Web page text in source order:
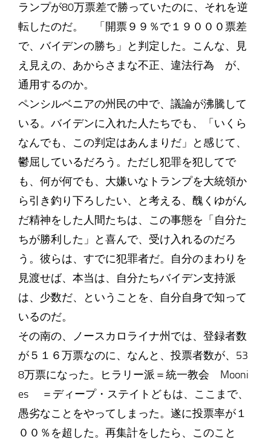
ランプが80万票差で勝っていたのに、それを逆
転したのだ。 「開票９９％で１９０００票差
で、バイデンの勝ち」と判定した。こんな、見
え見えの、あからさまな不正、違法行為 が、
通用するのか。
ペンシルベニアの州民の中で、議論が沸騰して
いる。バイデンに入れた人たちでも、「いくら
なんでも、この判定はあんまりだ」と感じて、
鬱屈しているだろう。ただし犯罪を犯してで
も、何が何でも、大嫌いなトランプを大統領か
ら引き釣り下ろしたい、と考える、醜くゆがん
だ精神をした人間たちは、この事態を「自分た
ちが勝利した」と喜んで、受け入れるのだろ
う。彼らは、すでに犯罪者だ。自分のまわりを
見渡せば、本当は、自分たちバイデン支持派
は、少数だ、ということを、自分自身で知って
いるのだ。
その南の、ノースカロライナ州では、登録者数
が５１６万票なのに、なんと、投票者数が、53
8万票になった。ヒラリー派＝統一教会 Mooni
es ＝ディープ・ステイトどもは、ここまで、
愚劣なことをやってしまった。遂に投票率が１
００％を超した。再集計をしたら、このこと